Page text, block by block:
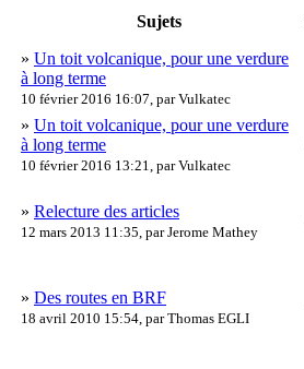
Sujets
» Un toit volcanique, pour une verdure
à long terme
10 février 2016 16:07, parVulkatec
» Un toit volcanique, pour une verdure
à long terme
10 février 2016 13:21, parVulkatec
» Relecture des articles
12 mars 2013 11:35, parJerome Mathey
» Des routes en BRF
18 avril 2010 15:54, parThomas EGLI